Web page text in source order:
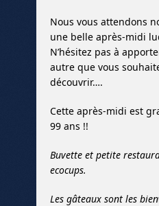
Nous vous attendons
une belle après-midi
N’hésitez pas à
autre que vous
découvrir….
Cette après-midi est
99 ans !!
Buvette et petite
ecocups.
Les gâteaux sont les